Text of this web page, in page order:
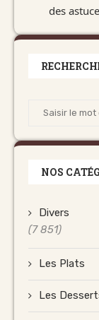
des
NOS
Divers
(7 851)
Les Plats
Les